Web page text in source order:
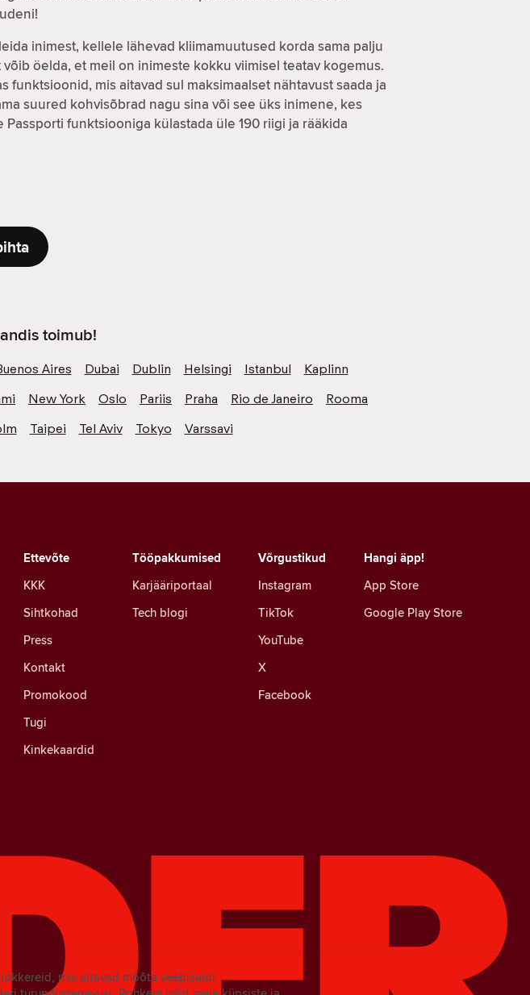
inimest, kellele lähevad kliimamuutused korda sama palju
öelda, et meil on inimeste kokku viimisel teatav kogemus.
mis aitavad sul maksimaalset nähtavust saada ja
suured kohvisõbrad nagu sina või see üks inimene, kes
funktsiooniga külastada üle 190 riigi ja rääkida
toimub!
Aires Dubai Dublin Helsingi Istanbul
Kaplinn
New York Oslo Pariis Praha Rio de Janeiro
Rooma
Taipei Tel Aviv Tokyo Varssavi
Võrgustikud
Instagram
TikTok
YouTube
X
Facebook
Tööpakkumised
Karjääriportaal
Tech blogi
Ettevõte
KKK
Sihtkohad
Press
Kontakt
Promokood
Tugi
Kinkekaardid
Hangi äpp!
App Store
Google Play Store
mis aitavad mõõta veebisaidi